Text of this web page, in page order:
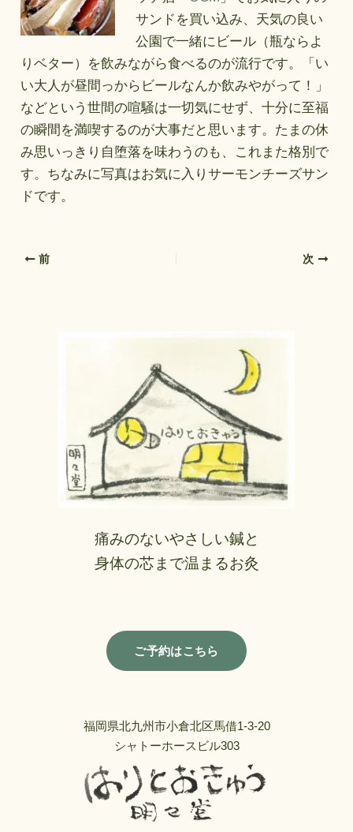
サンドを買い込み、天気の良い
公園で一緒にビール（瓶ならよ
りベター）を飲みながら食べるのが流行です。「い
い大人が昼間っからビールなんか飲みやがって！」
などという世間の喧騒は一切気にせず、十分に至福
の瞬間を満喫するのが大事だと思います。たまの休
み思いっきり自堕落を味わうのも、これまた格別で
す。ちなみに写真はお気に入りサーモンチーズサン
ドです。
前 次
痛みのないやさしい鍼と
身体の芯まで温まるお灸
ご予約はこちら
福岡県北九州市小倉北区馬借1-3-20
シャトーホースビル303